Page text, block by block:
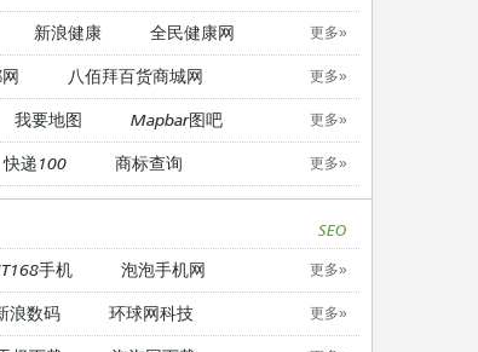
新浪健康 全民健康网 更多»
八佰拜百货商城网 更多»
我要地图 Mapbar图吧 更多»
快递100 商标查询 更多»
SEO
手机 泡泡手机网 更多»
浪数码 环球网科技 更多»